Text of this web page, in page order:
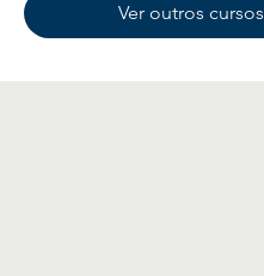
Ver outros cursos